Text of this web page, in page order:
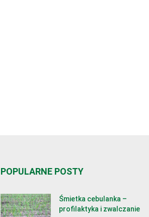
POPULARNE POSTY
Śmietka cebulanka –
profilaktyka i zwalczanie